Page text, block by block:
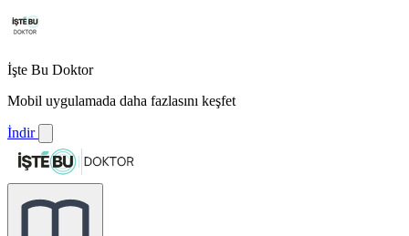
İşte Bu Doktor
Mobil uygulamada daha fazlasını keşfet
İndir